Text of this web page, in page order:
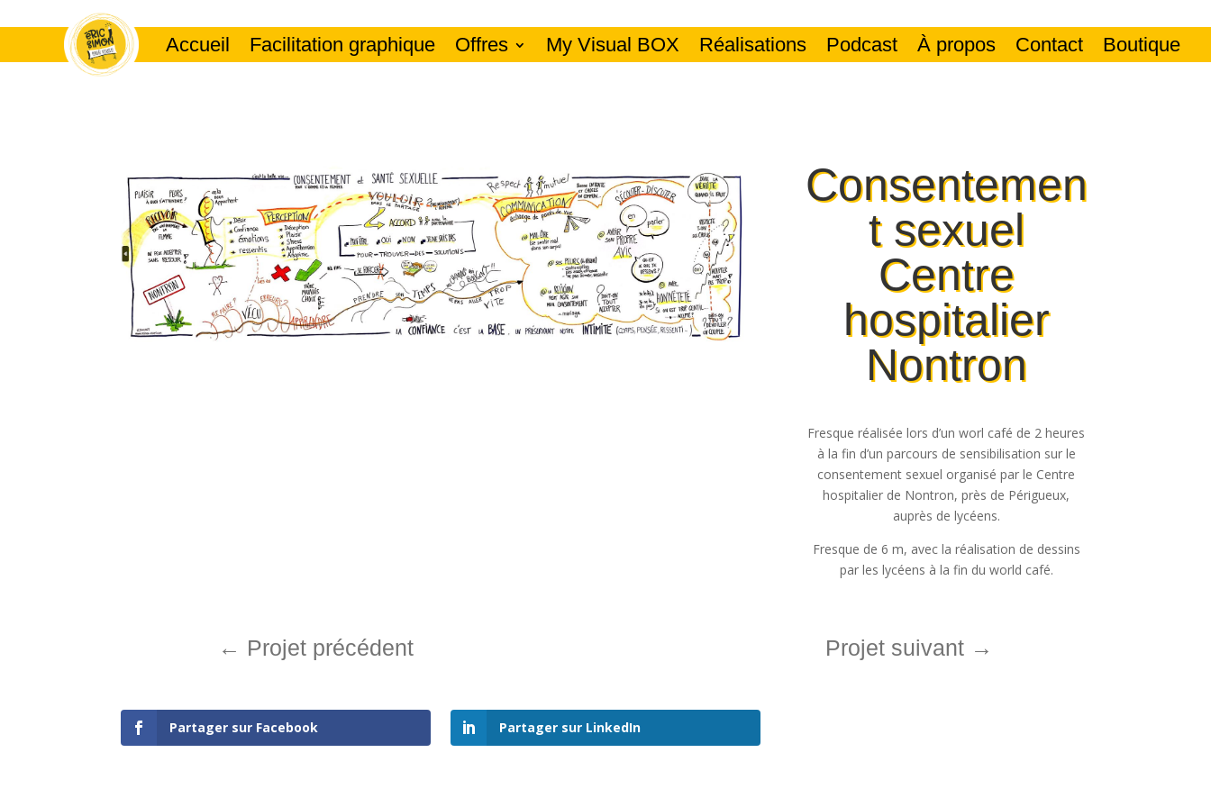
Accueil Facilitation graphique Offres My Visual BOX Réalisations Podcast À propos Contact Boutique
Consentemen
t sexuel
Centre
hospitalier
Nontron
Fresque réalisée lors d’un worl café de 2 heures
à la fin d’un parcours de sensibilisation sur le
consentement sexuel organisé par le Centre
hospitalier de Nontron, près de Périgueux,
auprès de lycéens.
Fresque de 6 m, avec la réalisation de dessins
par les lycéens à la fin du world café.
← Projet précédent Projet suivant →
Partager sur Facebook Partager sur LinkedIn